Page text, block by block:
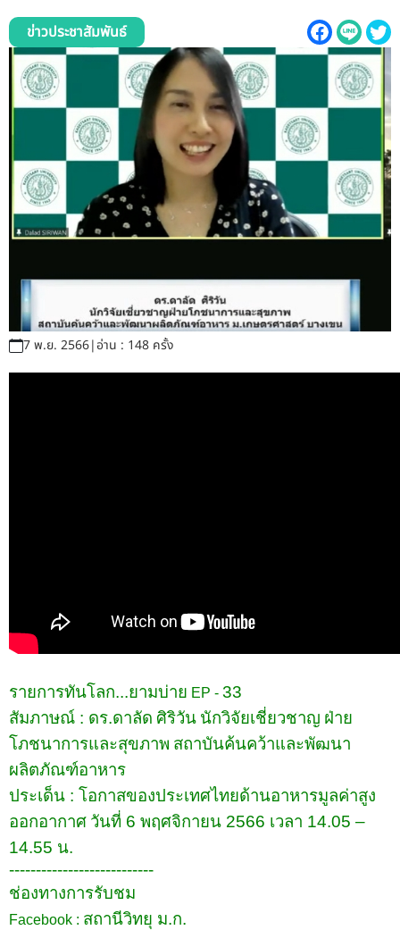
ระบบสารสนเทศ (ใน)
ติดต่อเรา
สายตรงผู้บริหาร
ข่าวประชาสัมพันธ์
7 พ.ย. 2566|อ่าน : 148 ครั้ง
รายการทันโลก...ยามบ่าย EP - 33
สัมภาษณ์ : ดร.ดาลัด ศิริวัน นักวิจัยเชี่ยวชาญ ฝ่าย
โภชนาการและสุขภาพ สถาบันค้นคว้าและพัฒนา
ผลิตภัณฑ์อาหาร
ประเด็น : โอกาสของประเทศไทยด้านอาหารมูลค่าสูง
ออกอากาศ วันที่ 6 พฤศจิกายน 2566 เวลา 14.05 –
14.55 น.
---------------------------
ช่องทางการรับชม
Facebook : สถานีวิทยุ ม.ก.